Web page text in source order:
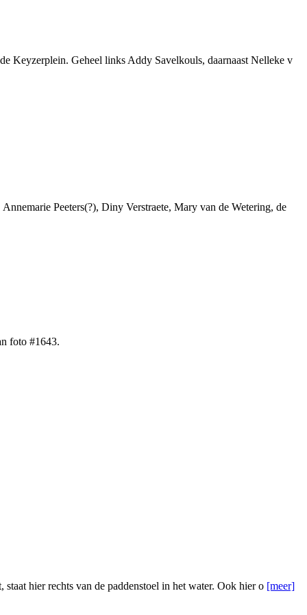
Keyzerplein. Geheel links Addy Savelkouls, daarnaast Nelleke v
Peeters(?), Diny Verstraete, Mary van de Wetering, de
foto #1643.
hier rechts van de paddenstoel in het water. Ook hier o [meer]